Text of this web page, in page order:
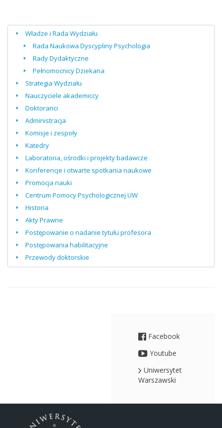
Władze i Rada Wydziału
Rada Naukowa Dyscypliny Psychologia
Rady Dydaktyczne
Pełnomocnicy Dziekana
Strategia Wydziału
Nauczyciele akademiccy
Doktoranci
Administracja
Komisje i zespoły
Katedry
Laboratoria, ośrodki i projekty badawcze
Konferencje i otwarte spotkania naukowe
Promocja nauki
Centrum Pomocy Psychologicznej UW
Historia
Akty Prawne
Postępowanie o nadanie tytułu profesora
Postępowania habilitacyjne
Przewody doktorskie
Facebook
Youtube
Uniwersytet
Warszawski